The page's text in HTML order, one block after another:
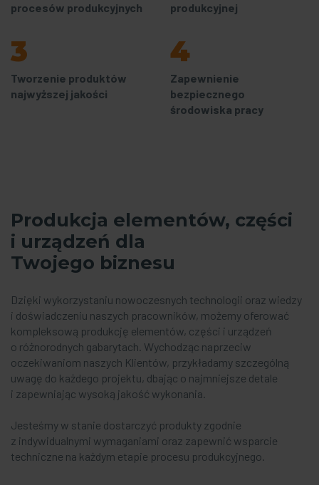
procesów produkcyjnych
produkcyjnej
3
Tworzenie produktów
najwyższej jakości
4
Zapewnienie
bezpiecznego
środowiska pracy
Produkcja elementów, części
i urządzeń dla
Twojego biznesu
Dzięki wykorzystaniu nowoczesnych technologii oraz wiedzy
i doświadczeniu naszych pracowników, możemy oferować
kompleksową produkcję elementów, części i urządzeń
o różnorodnych gabarytach. Wychodząc naprzeciw
oczekiwaniom naszych Klientów, przykładamy szczególną
uwagę do każdego projektu, dbając o najmniejsze detale
i zapewniając wysoką jakość wykonania.
Jesteśmy w stanie dostarczyć produkty zgodnie
z indywidualnymi wymaganiami oraz zapewnić wsparcie
techniczne na każdym etapie procesu produkcyjnego.